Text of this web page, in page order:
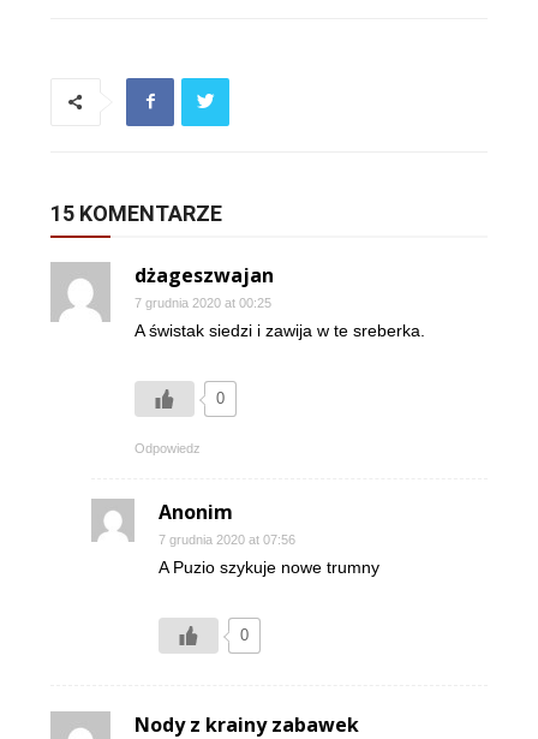
15 KOMENTARZE
dżageszwajan
7 grudnia 2020 at 00:25
A świstak siedzi i zawija w te sreberka.
0
Odpowiedz
Anonim
7 grudnia 2020 at 07:56
A Puzio szykuje nowe trumny
0
Nody z krainy zabawek